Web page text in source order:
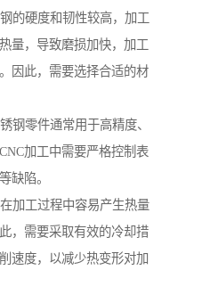
的硬度和韧性较高，加工
量，导致磨损加快，加工
因此，需要选择合适的材
钢零件通常用于高精度、
加工中需要严格控制表
缺陷。
加工过程中容易产生热量
，需要采取有效的冷却措
速度，以减少热变形对加